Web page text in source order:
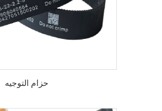
حزام التوجيه